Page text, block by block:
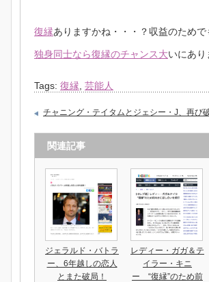
復縁ありますかね・・・？収益のためで
独身同士なら復縁のチャンス大いにあり
Tags: 復縁 芸能人
チャニング・テイタムとジェシー・J、再び
関連記事
ジェラルド・バトラ
ー、6年越しの恋人
とまた破局！
レディー・ガガ＆テ
イラー・キニ
ー “復縁”のため前